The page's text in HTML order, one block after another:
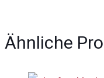
Ähnliche